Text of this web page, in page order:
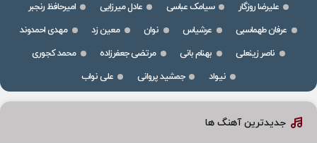
علیرضا روزگار
سیامک عباسی عادل میرزایی
امیرحافظ رنجبر
عرفان طهماسبی
عرشیاس نوان معین زد
مهدی احمدوند
ناصر زینعلی
بهنام بانی مرتضی جعفرزاده
محمد کجوری
نیواد
جمشید پروانی علی نواب
جدیدترین آهنگ ها